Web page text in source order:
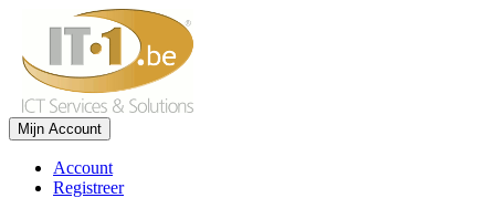
Mijn Account
Account
Registreer